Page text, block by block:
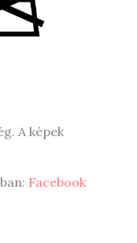
A képek
Facebook